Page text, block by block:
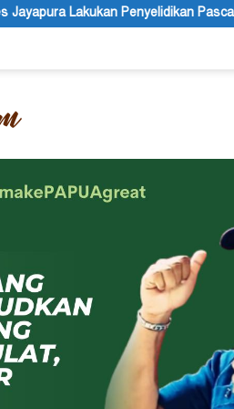
Pasca Keracunan Akibat Dugaan